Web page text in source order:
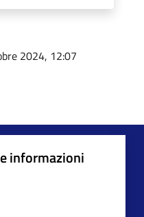
2024, 12:07
informazioni